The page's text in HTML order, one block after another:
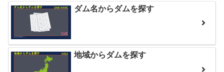
ダム名からダムを探す
地域からダムを探す